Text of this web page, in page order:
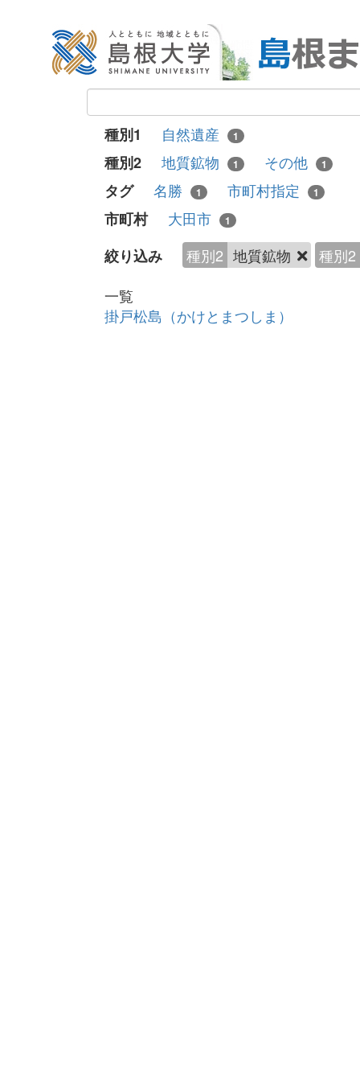
種別1 自然遺産 1
種別2 地質鉱物 1 その他 1
タグ 名勝 1 市町村指定 1
市町村 大田市 1
絞り込み 種別2 地質鉱物
種別2
一覧
掛戸松島（かけとまつしま）